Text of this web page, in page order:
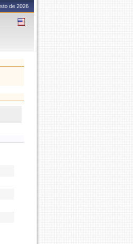
de 2026